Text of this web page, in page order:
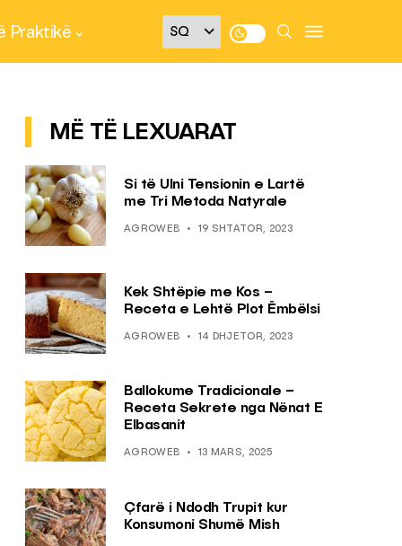
Praktikë
MË TË LEXUARAT
Si të Ulni Tensionin e Lartë
me Tri Metoda Natyrale
AGROWEB 19 SHTATOR, 2023
Kek Shtëpie me Kos –
Receta e Lehtë Plot Ëmbëlsi
AGROWEB 14 DHJETOR, 2023
Ballokume Tradicionale –
Receta Sekrete nga Nënat E
Elbasanit
AGROWEB 13 MARS, 2025
Çfarë i Ndodh Trupit kur
Konsumoni Shumë Mish